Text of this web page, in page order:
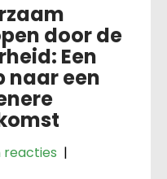
door de
Een
naar een
reacties |